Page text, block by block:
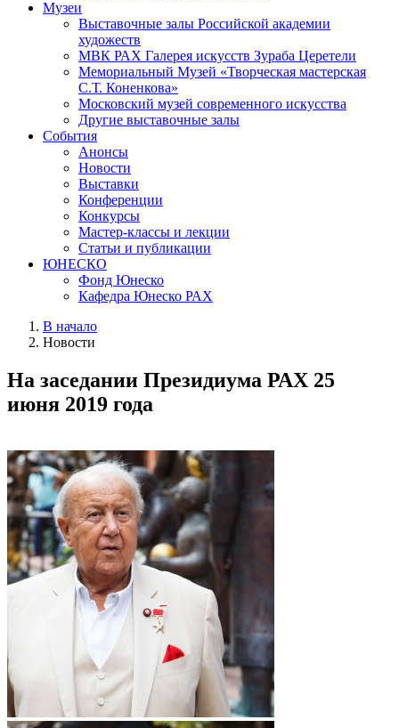
Музеи
Выставочные залы Российской академии
художеств
МВК РАХ Галерея искусств Зураба Церетели
Мемориальный Музей «Творческая мастерская
С.Т. Коненкова»
Московский музей современного искусства
Другие выставочные залы
События
Анонсы
Новости
Выставки
Конференции
Конкурсы
Мастер-классы и лекции
Статьи и публикации
ЮНЕСКО
Фонд Юнеско
Кафедра Юнеско РАХ
В начало
Новости
На заседании Президиума РАХ 25
июня 2019 года